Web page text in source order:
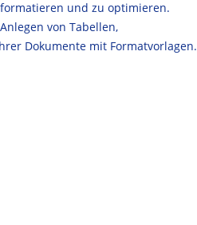
und zu optimieren.
von Tabellen,
Dokumente mit Formatvorlagen.